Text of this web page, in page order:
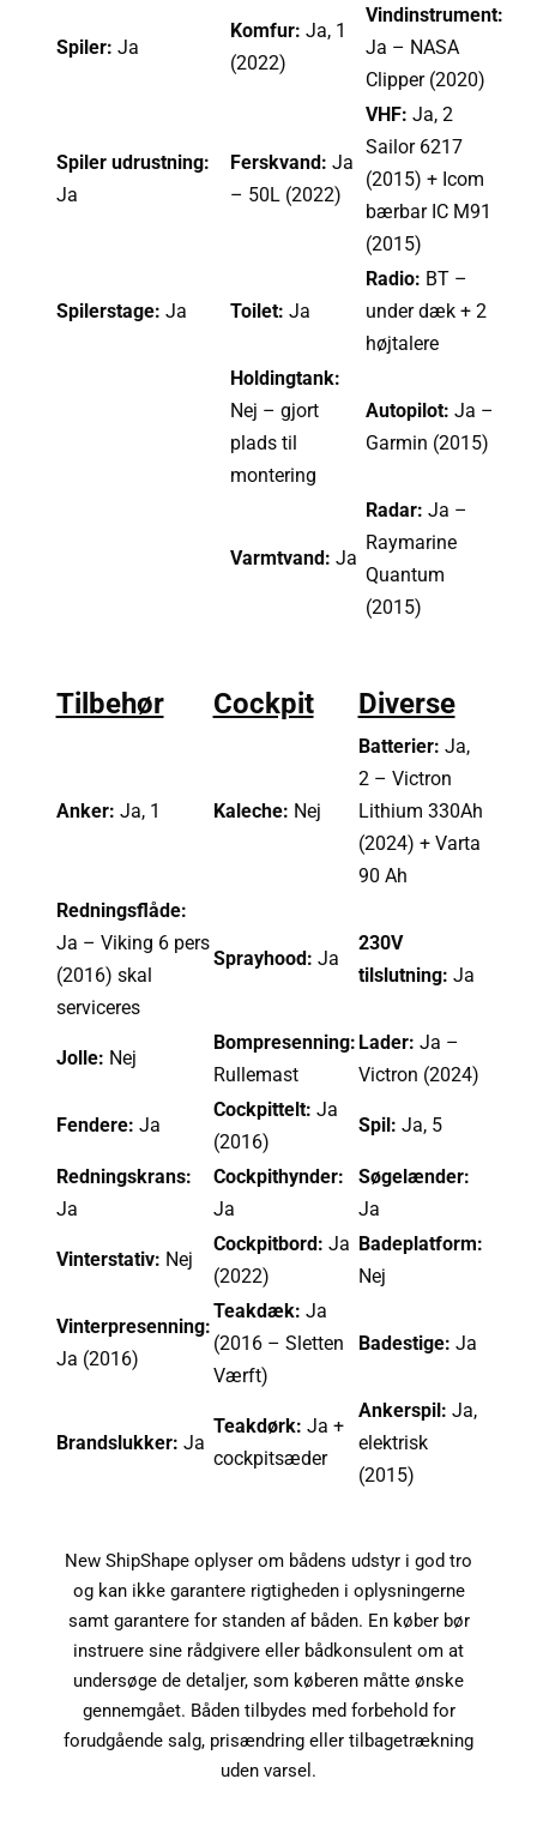
Spiler: Ja
Komfur: Ja, 1
(2022)
Vindinstrument:
Ja – NASA
Clipper (2020)
Spiler udrustning:
Ja
Ferskvand: Ja
– 50L (2022)
VHF: Ja, 2
Sailor 6217
(2015) + Icom
bærbar IC M91
(2015)
Spilerstage: Ja Toilet: Ja
Radio: BT –
under dæk + 2
højtalere
Holdingtank:
Nej – gjort
plads til
montering
Autopilot: Ja –
Garmin (2015)
Varmtvand: Ja
Radar: Ja –
Raymarine
Quantum
(2015)
Tilbehør Cockpit Diverse
Anker: Ja, 1 Kaleche: Nej
Batterier: Ja,
2 – Victron
Lithium 330Ah
(2024) + Varta
90 Ah
Redningsflåde:
Ja – Viking 6 pers
(2016) skal
serviceres
Sprayhood: Ja
230V
tilslutning: Ja
Jolle: Nej
Bompresenning:
Rullemast
Lader: Ja –
Victron (2024)
Fendere: Ja
Cockpittelt: Ja
(2016)
Spil: Ja, 5
Redningskrans:
Ja
Cockpithynder:
Ja
Søgelænder:
Ja
Vinterstativ: Nej
Cockpitbord: Ja
(2022)
Badeplatform:
Nej
Vinterpresenning:
Ja (2016)
Teakdæk: Ja
(2016 – Sletten
Værft)
Badestige: Ja
Brandslukker: Ja
Teakdørk: Ja +
cockpitsæder
Ankerspil: Ja,
elektrisk
(2015)
New ShipShape oplyser om bådens udstyr i god tro
og kan ikke garantere rigtigheden i oplysningerne
samt garantere for standen af båden. En køber bør
instruere sine rådgivere eller bådkonsulent om at
undersøge de detaljer, som køberen måtte ønske
gennemgået. Båden tilbydes med forbehold for
forudgående salg, prisændring eller tilbagetrækning
uden varsel.